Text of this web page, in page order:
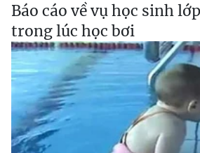
Báo cáo về vụ học sinh
trong lúc học bơi